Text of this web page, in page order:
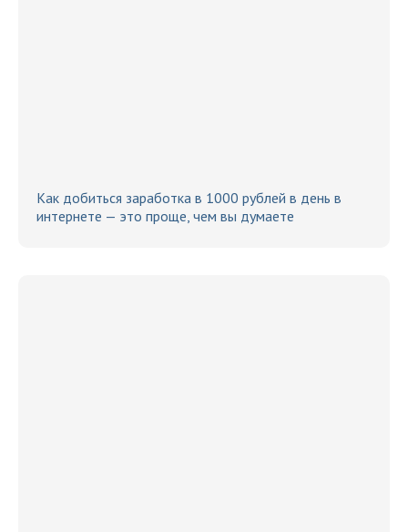
Как добиться заработка в 1000 рублей в день в
интернете — это проще, чем вы думаете